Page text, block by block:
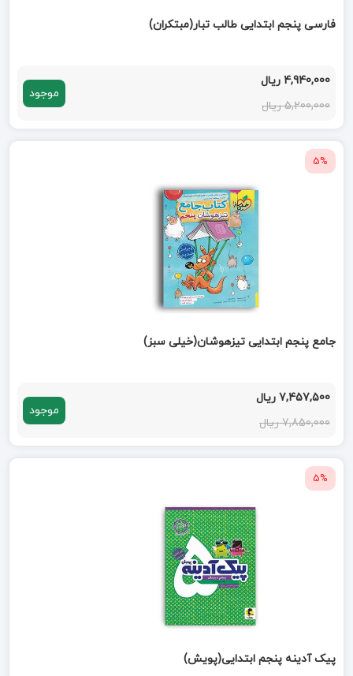
فارسی پنجم ابتدایی طالب تبار(مبتکران)
4,940,000 ریال
5,200,000 ریال
موجود
5%
جامع پنجم ابتدایی تیزهوشان(خیلی سبز)
7,457,500 ریال
7,850,000 ریال
موجود
5%
پیک آدینه پنجم ابتدایی(پویش)